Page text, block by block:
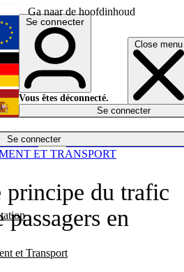
Ga naar de hoofdinhoud
Close menu
Se connecter
et Transport
Économie
English
Deutsch
Español
Se connecter
Vous êtes déconnecté.
Se connecter
principe du trafic
en
ET TRANSPORT